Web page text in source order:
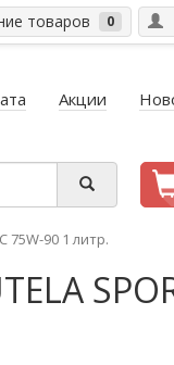
товаров 0
Акции
75W-90 1 литр.